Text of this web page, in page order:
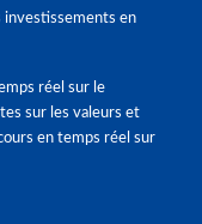
investissements en
réel sur le
sur les valeurs et
en temps réel sur